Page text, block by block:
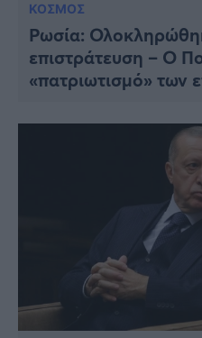
ΚΟΣΜΟΣ
Ρωσία:
επιστράτευση – Ο
«πατριωτισμό» των